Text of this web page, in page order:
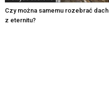
Czy można samemu rozebrać dach
z eternitu?